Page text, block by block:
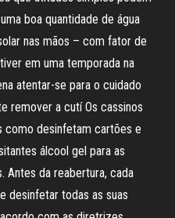
boa quantidade de água
nas mãos – com fator de
em uma temporada na
atentar-se para o cuidado
remover a cutí Os cassinos
como desinfetam cartões e
álcool gel para as
Antes da reabertura, cada
desinfetar todas as suas